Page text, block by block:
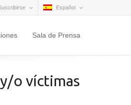
Español
Sala de Prensa
o víctimas